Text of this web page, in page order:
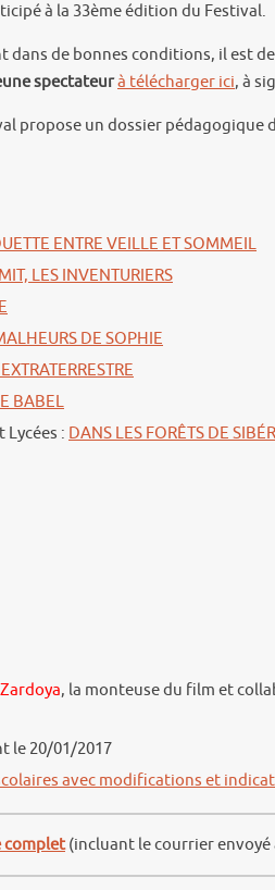
à la 33ème édition du Festival.
dans de bonnes conditions, il est
spectateurà télécharger ici, à
propose un dossier
ENTRE VEILLE ET SOMMEIL
LES INVENTURIERS
DE SOPHIE
BABEL
Lycées : DANS LES FORÊTS DE
, la monteuse du film et
le 20/01/2017
avec modifications et
complet (incluant le courrier